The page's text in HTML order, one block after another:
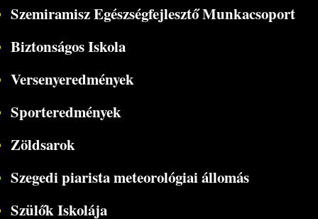
Szemiramisz Egészségfejlesztő Munkacsoport
Biztonságos Iskola
Versenyeredmények
Sporteredmények
Zöldsarok
Szegedi piarista meteorológiai állomás
Szülők Iskolája